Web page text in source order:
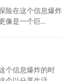
险在这个信息爆炸
像是一个巨...
个信息爆炸的时